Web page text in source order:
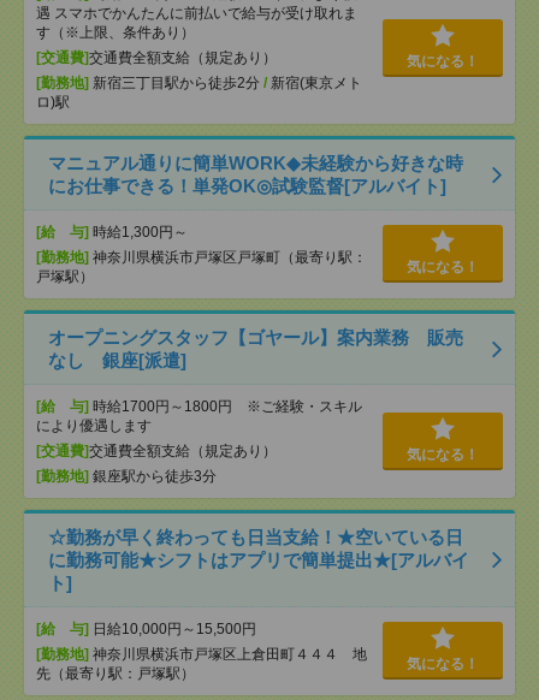
遇 スマホでかんたんに前払いで給与が受け取れま
す（※上限、条件あり）
[交通費]交通費全額支給（規定あり）
[勤務地] 新宿三丁目駅から徒歩2分 / 新宿(東京メト
ロ)駅
気になる！
マニュアル通りに簡単WORK◆未経験から好きな時
にお仕事できる！単発OK◎試験監督[アルバイト]
[給 与] 時給1,300円～
[勤務地] 神奈川県横浜市戸塚区戸塚町（最寄り駅：
戸塚駅）
気になる！
オープニングスタッフ【ゴヤール】案内業務 販売
なし 銀座[派遣]
[給 与] 時給1700円～1800円 ※ご経験・スキル
により優遇します
[交通費]交通費全額支給（規定あり）
[勤務地] 銀座駅から徒歩3分
気になる！
☆勤務が早く終わっても日当支給！★空いている日
に勤務可能★シフトはアプリで簡単提出★[アルバイ
ト]
[給 与] 日給10,000円～15,500円
[勤務地] 神奈川県横浜市戸塚区上倉田町４４４ 地
先（最寄り駅：戸塚駅）
気になる！